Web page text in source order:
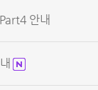
안내
내